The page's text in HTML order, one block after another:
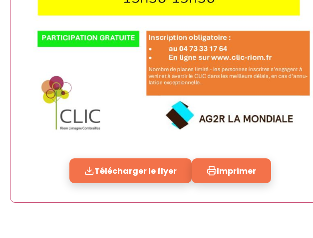
Télécharger le flyer Imprimer